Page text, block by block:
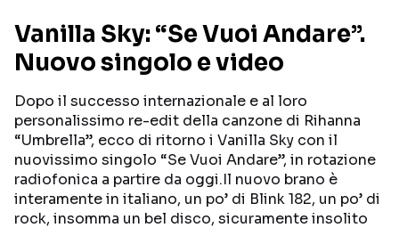
RECENSIONI MUSICALI
INTERVISTE
GOSSIP E CURIOSITÀ
TESTI CANZONI
TOUR ED EVENTI
TALENT SHOW
Seguici sui social
Vanilla Sky: “Se Vuoi Andare”.
Nuovo singolo e video
Dopo il successo internazionale e al loro
personalissimo re-edit della canzone di Rihanna
“Umbrella”, ecco di ritorno i Vanilla Sky con il
nuovissimo singolo “Se Vuoi Andare”, in rotazione
radiofonica a partire da oggi.Il nuovo brano è
interamente in italiano, un po’ di Blink 182, un po’ di
rock, insomma un bel disco, sicuramente insolito